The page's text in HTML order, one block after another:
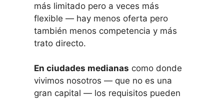
más limitado pero a veces más
flexible — hay menos oferta pero
también menos competencia y más
trato directo.
En ciudades medianas como donde
vivimos nosotros — que no es una
gran capital — los requisitos pueden